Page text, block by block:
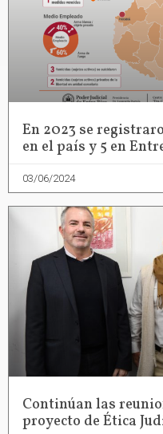
En 2023 se
en el país y 5 en
03/06/2024
Continúan las
proyecto de Ética